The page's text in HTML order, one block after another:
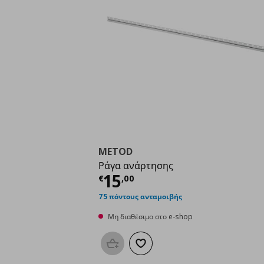
METOD
Ράγα ανάρτησης
€15,00
Τρέχουσα τιμή
75 πόντους ανταμοιβής
Μη διαθέσιμο στο e-shop
Προσθήκη στο καλάθι
Προσθήκη στα αγαπημένα